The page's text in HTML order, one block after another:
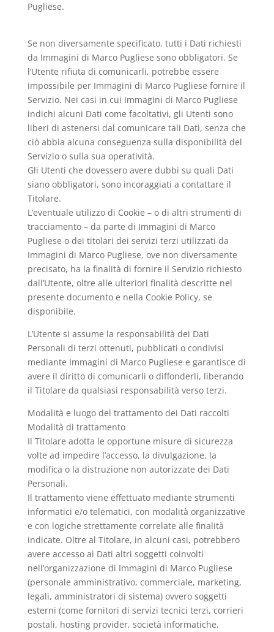
Pugliese.
Se non diversamente specificato, tutti i Dati richiesti
da Immagini di Marco Pugliese sono obbligatori. Se
l’Utente rifiuta di comunicarli, potrebbe essere
impossibile per Immagini di Marco Pugliese fornire il
Servizio. Nei casi in cui Immagini di Marco Pugliese
indichi alcuni Dati come facoltativi, gli Utenti sono
liberi di astenersi dal comunicare tali Dati, senza che
ciò abbia alcuna conseguenza sulla disponibilità del
Servizio o sulla sua operatività.
Gli Utenti che dovessero avere dubbi su quali Dati
siano obbligatori, sono incoraggiati a contattare il
Titolare.
L’eventuale utilizzo di Cookie – o di altri strumenti di
tracciamento – da parte di Immagini di Marco
Pugliese o dei titolari dei servizi terzi utilizzati da
Immagini di Marco Pugliese, ove non diversamente
precisato, ha la finalità di fornire il Servizio richiesto
dall’Utente, oltre alle ulteriori finalità descritte nel
presente documento e nella Cookie Policy, se
disponibile.
L’Utente si assume la responsabilità dei Dati
Personali di terzi ottenuti, pubblicati o condivisi
mediante Immagini di Marco Pugliese e garantisce di
avere il diritto di comunicarli o diffonderli, liberando
il Titolare da qualsiasi responsabilità verso terzi.
Modalità e luogo del trattamento dei Dati raccolti
Modalità di trattamento
Il Titolare adotta le opportune misure di sicurezza
volte ad impedire l’accesso, la divulgazione, la
modifica o la distruzione non autorizzate dei Dati
Personali.
Il trattamento viene effettuato mediante strumenti
informatici e/o telematici, con modalità organizzative
e con logiche strettamente correlate alle finalità
indicate. Oltre al Titolare, in alcuni casi, potrebbero
avere accesso ai Dati altri soggetti coinvolti
nell’organizzazione di Immagini di Marco Pugliese
(personale amministrativo, commerciale, marketing,
legali, amministratori di sistema) ovvero soggetti
esterni (come fornitori di servizi tecnici terzi, corrieri
postali, hosting provider, società informatiche,